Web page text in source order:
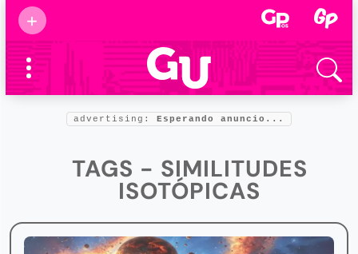
+
Supermamás
2025
Marcas de
confianza
Foro salud
advertising: Esperando anuncio...
TAGS - SIMILITUDES
ISOTÓPICAS